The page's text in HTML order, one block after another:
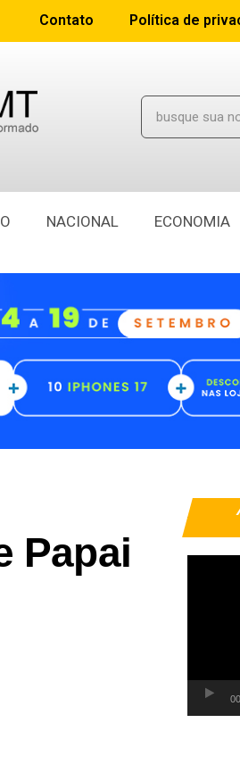
Contato Política de
NACIONAL ECONOMIA
Papai